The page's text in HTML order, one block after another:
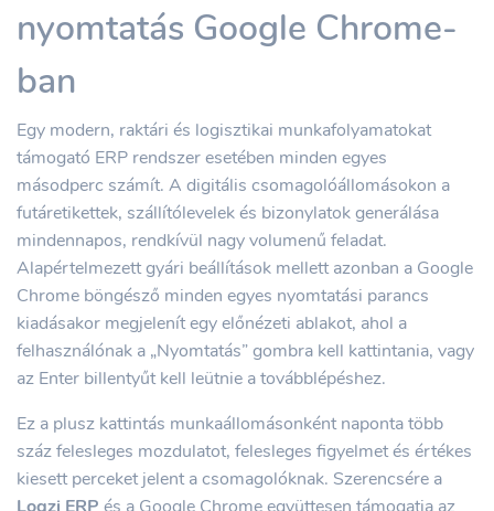
nyomtatás Google Chrome-
ban
Egy modern, raktári és logisztikai munkafolyamatokat
támogató ERP rendszer esetében minden egyes
másodperc számít. A digitális csomagolóállomásokon a
futáretikettek, szállítólevelek és bizonylatok generálása
mindennapos, rendkívül nagy volumenű feladat.
Alapértelmezett gyári beállítások mellett azonban a Google
Chrome böngésző minden egyes nyomtatási parancs
kiadásakor megjelenít egy előnézeti ablakot, ahol a
felhasználónak a „Nyomtatás” gombra kell kattintania, vagy
az Enter billentyűt kell leütnie a továbblépéshez.
Ez a plusz kattintás munkaállomásonként naponta több
száz felesleges mozdulatot, felesleges figyelmet és értékes
kiesett perceket jelent a csomagolóknak. Szerencsére a